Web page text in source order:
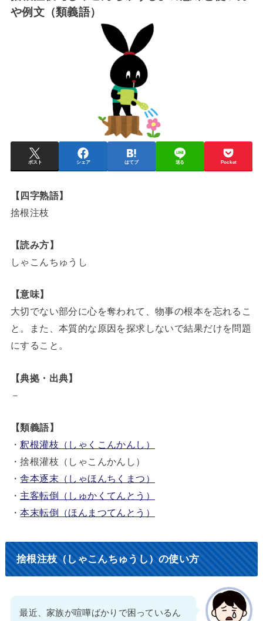
や例文（類義語）
ポスト シェア はてブ 送る Pocket
【四字熟語】
捨根注枝
【読み方】
しゃこんちゅうし
【意味】
大切でない部分に心を奪われて、物事の根本を忘れるこ
と。また、本質的な原因を探求しないで結果だけを問題
にすること。
【典拠・出典】
－
【類義語】
・ 釈根灌枝（しゃくこんかんし）
・捨根灌枝（しゃこんかんし）
・舎本逐末（しゃほんちくまつ）
・ 主客転倒（しゅかくてんとう）
・本末転倒（ほんまつてんとう）
捨根注枝（しゃこんちゅうし）の使い方
最近、家族が喧嘩ばかりで困っているん